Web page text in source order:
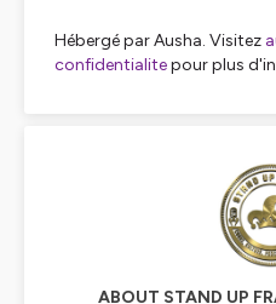
Hébergé par Ausha. Visitez
confidentialitepour plus
ABOUT STAND UP